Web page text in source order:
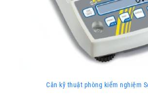
Cân kỹ thuật phòng kiểm nghiệm